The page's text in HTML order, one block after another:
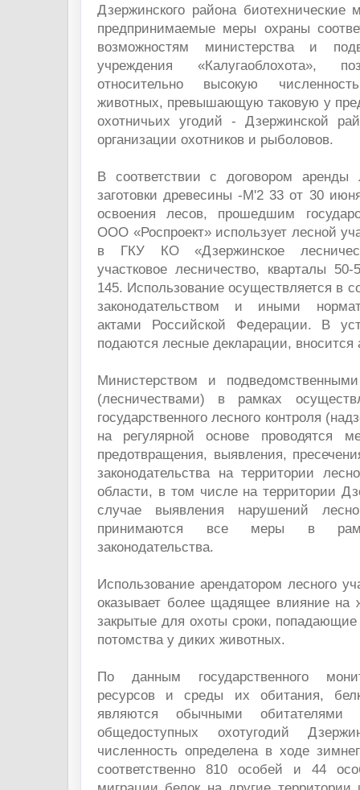
Дзержинского района биотехнические
предпринимаемые меры охраны
возможностям министерства и
учреждения «Калугаоблохота»,
относительно высокую
животных, превышающую таковую у
охотничьих угодий - Дзержинской
организации охотников и рыболовов.
В соответствии с договором аренды
заготовки древесины -М'2 33 от 30
освоения лесов, прошедшим
ООО «Роспроект» использует лесной
в ГКУ КО «Дзержинское
участковое лесничество, кварталы
145. Использование осуществляется в
законодательством и иными
актами Российской Федерации. В
подаются лесные декларации, вносится
Министерством и
(лесничествами) в рамках
государственного лесного контроля
на регулярной основе проводятся
предотвращения, выявления,
законодательства на территории
области, в том числе на территории
случае выявления нарушений
принимаются все меры в
законодательства.
Использование арендатором лесного
оказывает более щадящее влияние
закрытые для охоты сроки,
потомства у диких животных.
По данным государственного
ресурсов и среды их обитания,
являются обычными
общедоступных охотугодий
численность определена в ходе
соответственно 810 особей и 44